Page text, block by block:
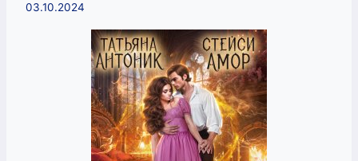
03.10.2024